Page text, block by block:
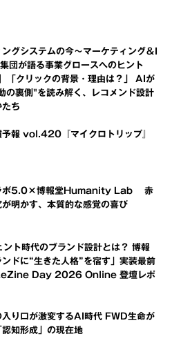
グシステムの今～マーケティング＆I
団が語る事業グロースへのヒント
「クリックの背景・理由は？」 AIが
の裏側"を読み解く、レコメンド設計
たち
予報 vol.420『マイクロトリップ』
ボ5.0×博報堂Humanity Lab 赤
が明かす、本質的な感覚の喜び
ト時代のブランド設計とは？ 博報
ドに“生きた人格”を宿す」実装最前
Day 2026 Online 登壇レポ
入り口が激変するAI時代 FWD生命が
知形成」の現在地